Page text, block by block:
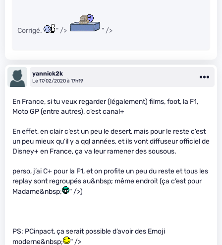
Corrigé. " /> " />
yannick2k
Le 17/02/2020 à 17h19
En France, si tu veux regarder (légalement) films, foot, la F1,
Moto GP (entre autres), c’est canal+
En effet, en clair c’est un peu le desert, mais pour le reste c’est
un peu mieux qu’il y a qql années, et ils vont diffuseur officiel de
Disney+ en France, ça va leur ramener des sousous.
perso, j’ai C+ pour la F1, et on profite un peu du reste et tous les
replay sont regroupés au&nbsp; même endroit (ça c’est pour
Madame&nbsp;
" />)
PS: PCinpact, ça serait possible d’avoir des Emoji
moderne&nbsp;
" />